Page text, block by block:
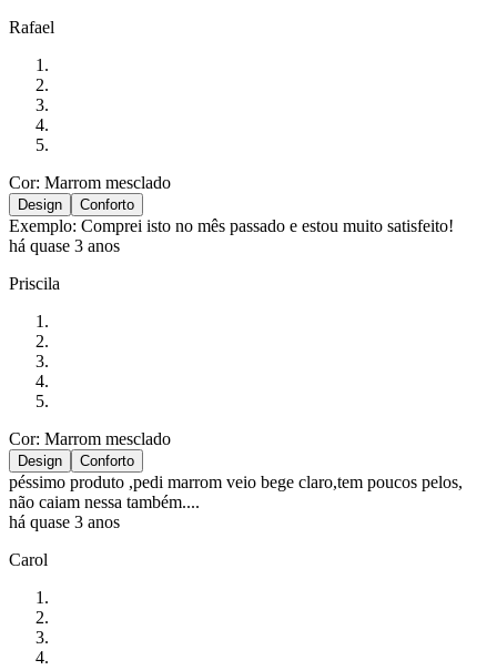
Rafael
Cor: Marrom mesclado
Design Conforto
Exemplo: Comprei isto no mês passado e estou muito satisfeito!
há quase 3 anos
Priscila
Cor: Marrom mesclado
Design Conforto
péssimo produto ,pedi marrom veio bege claro,tem poucos pelos,
não caiam nessa também....
há quase 3 anos
Carol